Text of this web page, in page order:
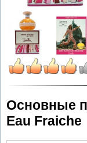
Основные
Eau Fraiche